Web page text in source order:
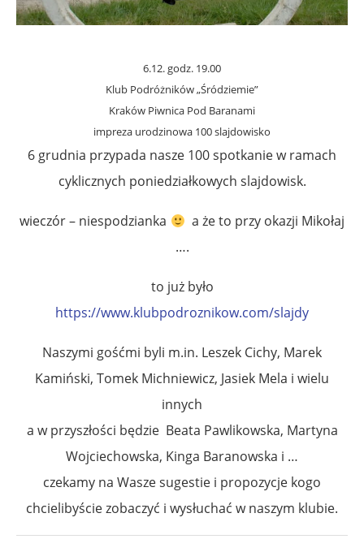
6.12. godz. 19.00
Klub Podróżników „Śródziemie”
Kraków Piwnica Pod Baranami
impreza urodzinowa 100 slajdowisko
6 grudnia przypada nasze 100 spotkanie w ramach
cyklicznych poniedziałkowych slajdowisk.
wieczór – niespodzianka
a że to przy okazji Mikołaj
….
to już było
https://www.klubpodroznikow.com/slajdy
Naszymi gośćmi byli m.in. Leszek Cichy, Marek
Kamiński, Tomek Michniewicz, Jasiek Mela i wielu
innych
a w przyszłości będzie Beata Pawlikowska, Martyna
Wojciechowska, Kinga Baranowska i …
czekamy na Wasze sugestie i propozycje kogo
chcielibyście zobaczyć i wysłuchać w naszym klubie.